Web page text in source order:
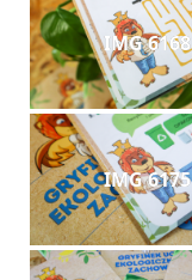
IMG 6168
IMG 6175